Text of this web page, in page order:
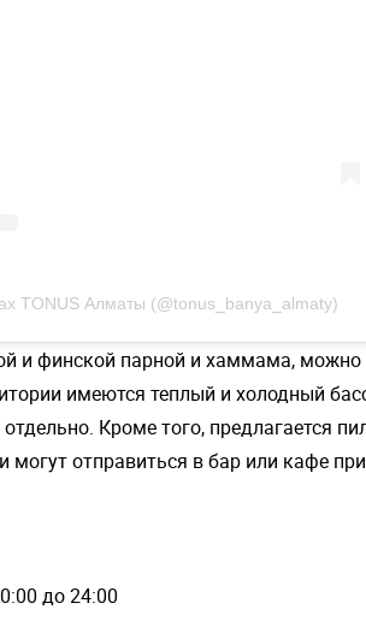
TONUS Алматы (@tonus_banya_almaty)
и финской парной и хаммама, можно
имеются теплый и холодный
Кроме того, предлагается
могут отправиться в бар или кафе
до 24:00